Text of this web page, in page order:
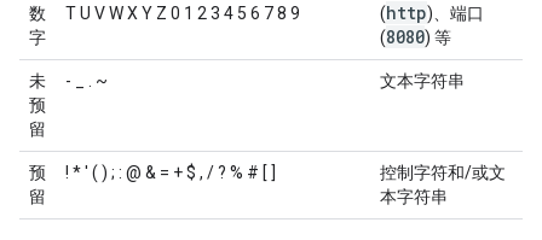
数
字
T U V W X Y Z 0 1 2 3 4 5 6 7 8 9
(http)、端口
(8080) 等
未
预
留
- _ . ~ 文本字符串
预
留
! * ' ( ) ; : @ & = + $ , / ? % # [ ]
控制字符和/或文
本字符串